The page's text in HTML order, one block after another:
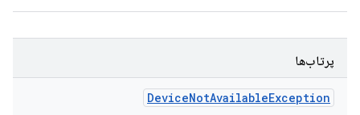
پرتاب‌ها
DeviceNotAvailableException